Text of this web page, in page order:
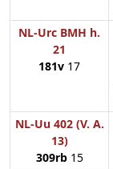
NL-Urc BMH h.
21
181v 17
NL-Uu 402 (V. A.
13)
309rb15